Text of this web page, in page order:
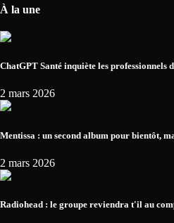
À la une
ChatGPT Santé inquiète les professionnels
2 mars 2026
Mentissa : un second album pour bientôt,
2 mars 2026
Radiohead : le groupe reviendra t'il au